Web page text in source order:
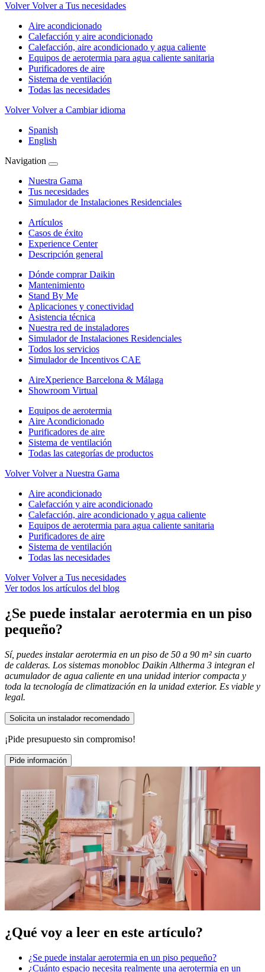
Volver Volver a Tus necesidades
Aire acondicionado
Calefacción y aire acondicionado
Calefacción, aire acondicionado y agua caliente
Equipos de aerotermia para agua caliente sanitaria
Purificadores de aire
Sistema de ventilación
Todas las necesidades
Volver Volver a Cambiar idioma
Spanish
English
Navigation
Nuestra Gama
Tus necesidades
Simulador de Instalaciones Residenciales
Artículos
Casos de éxito
Experience Center
Descripción general
Dónde comprar Daikin
Mantenimiento
Stand By Me
Aplicaciones y conectividad
Asistencia técnica
Nuestra red de instaladores
Simulador de Instalaciones Residenciales
Todos los servicios
Simulador de Incentivos CAE
AireXperience Barcelona & Málaga
Showroom Virtual
Equipos de aerotermia
Aire Acondicionado
Purificadores de aire
Sistema de ventilación
Todas las categorías de productos
Volver Volver a Nuestra Gama
Aire acondicionado
Calefacción y aire acondicionado
Calefacción, aire acondicionado y agua caliente
Equipos de aerotermia para agua caliente sanitaria
Purificadores de aire
Sistema de ventilación
Todas las necesidades
Volver Volver a Tus necesidades
Ver todos los artículos del blog
¿Se puede instalar aerotermia en un piso
pequeño?
Sí, puedes instalar aerotermia en un piso de 50 a 90 m² sin cuarto
de calderas. Los sistemas monobloc Daikin Altherma 3 integran el
acumulador de agua caliente en una unidad interior compacta y
toda la tecnología de climatización en la unidad exterior. Es viable y
legal.
Solicita un instalador recomendado
¡Pide presupuesto sin compromiso!
Pide información
¿Qué voy a leer en este artículo?
¿Se puede instalar aerotermia en un piso pequeño?
¿Cuánto espacio necesita realmente una aerotermia en un